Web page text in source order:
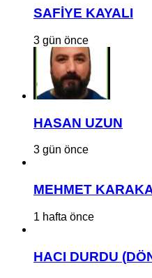
SAFİYE KAYALI
3 gün önce
HASAN UZUN
3 gün önce
MEHMET
1 hafta önce
HACI DURDU